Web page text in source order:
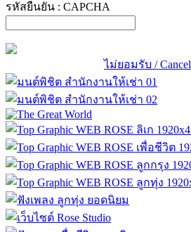
รหัสยืนยัน : CAPCHA
ไม่ยอมรับ / Cancel